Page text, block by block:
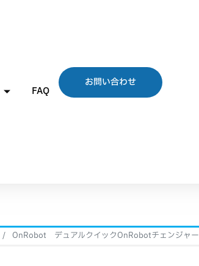
FAQ
お問い合わせ
OnRobot デュアルクイックOnRobotチェンジャー